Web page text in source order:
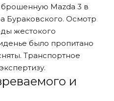
брошенную Mazda 3 в
Бураковского. Осмотр
жестокого
было пропитано
Транспортное
и